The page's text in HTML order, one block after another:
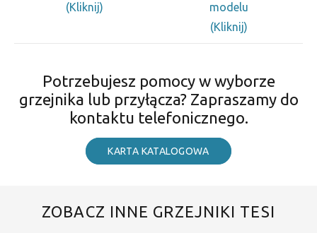
(Kliknij)
modelu
(Kliknij)
Potrzebujesz pomocy w wyborze
grzejnika lub przyłącza? Zapraszamy do
kontaktu telefonicznego.
KARTA KATALOGOWA
ZOBACZ INNE GRZEJNIKI TESI